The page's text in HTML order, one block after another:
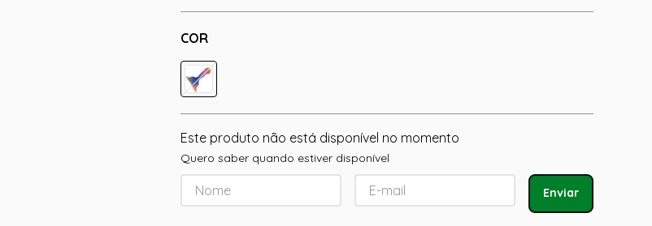
COR
Este produto não está disponível no momento
Quero saber quando estiver disponível
Enviar